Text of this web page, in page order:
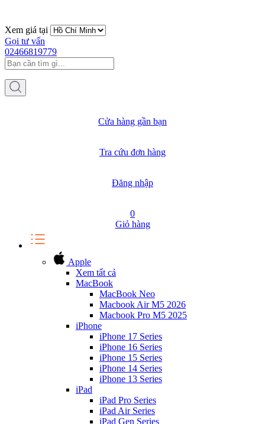
Xem giá tại
Gọi tư vấn
02466819779
Cửa hàng gần bạn
Tra cứu đơn hàng
Đăng nhập
0
Giỏ hàng
Apple
Xem tất cả
MacBook
MacBook Neo
Macbook Air M5 2026
Macbook Pro M5 2025
iPhone
iPhone 17 Series
iPhone 16 Series
iPhone 15 Series
iPhone 14 Series
iPhone 13 Series
iPad
iPad Pro Series
iPad Air Series
iPad Gen Series